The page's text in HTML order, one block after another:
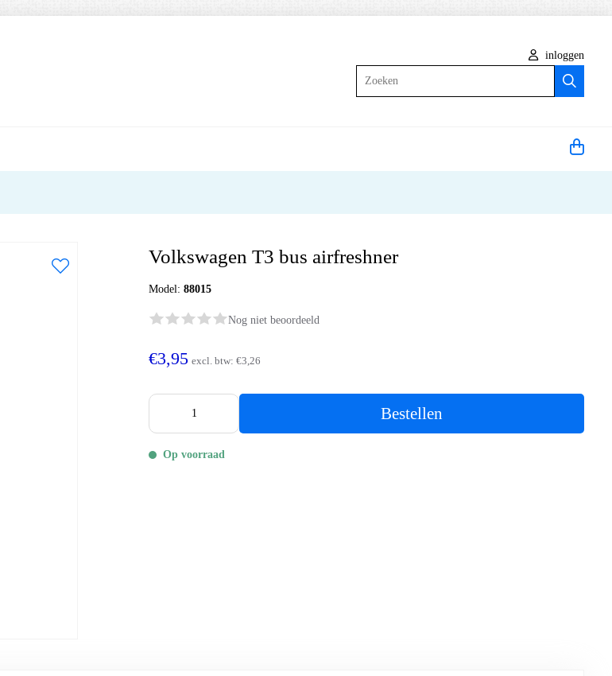
inloggen
Volkswagen T3 bus airfreshner
Model:88015
Nog niet beoordeeld
€3,95 excl. btw:€3,26
Bestellen
Op voorraad